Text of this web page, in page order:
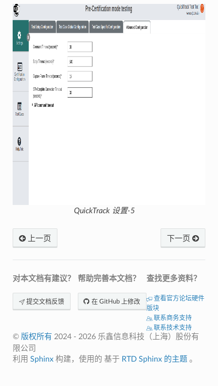
QuickTrack 设置-5
下一页
上一页
对本文档有建议？
提交文档反馈
帮助完善本文档？
在 GitHub 上修改
查找更多资料？
查看官方论坛硬件
版块
联系商务支持
联系技术支持
© 版权所有 2024 - 2026 乐鑫信息科技（上海）股份有
限公司
利用 Sphinx构建，使用的 基于 RTD Sphinx 的主题 。